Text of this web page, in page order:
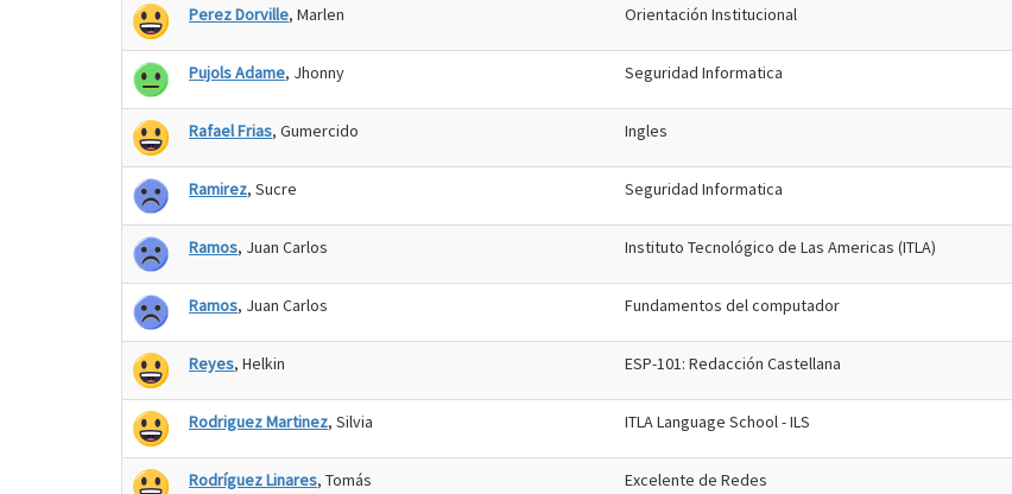
Perez Dorville, Marlen Orientación Institucional
Pujols Adame, Jhonny Seguridad Informatica
Rafael Frias, Gumercido Ingles
Ramirez, Sucre Seguridad Informatica
Ramos, Juan Carlos Instituto Tecnológico de Las Americas (ITLA)
Ramos, Juan Carlos Fundamentos del computador
Reyes, Helkin ESP-101: Redacción Castellana
Rodriguez Martinez, Silvia ITLA Language School - ILS
Rodríguez Linares, Tomás Excelente de Redes